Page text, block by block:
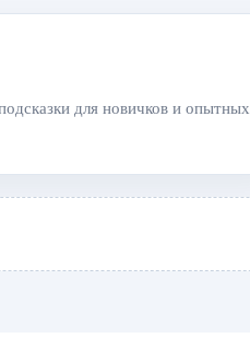
для новичков и опытных